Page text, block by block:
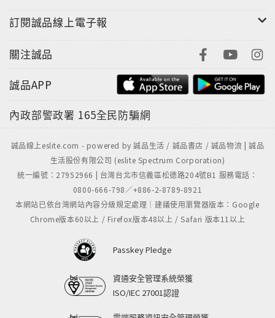
訂閱誠品線上電子報
關注誠品
誠品APP
內政部警政署 165全民防騙網
誠品線上eslite.com - powered by 誠品生活 / 誠品書店 / 誠品物流 | 誠品
生活股份有限公司 (eslite Spectrum Corporation)
統一編號：27952966 | 台灣台北市信義區松德路204號B1 服務電話：
0800-666-798／+886-2-8789-8921
本網站已依台灣網站內容分級規定處理｜建議使用瀏覽器版本：Google
Chrome版本60以上 / Firefox版本48以上 / Safari 版本11以上
Passkey Pledge
資通安全管理系統榮獲
ISO/IEC 27001認證